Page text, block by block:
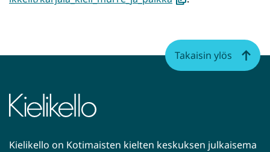
siirryt
toiseen
Kielikello on Kotimaisten kielten keskuksen julkaisema
Takaisin ylös